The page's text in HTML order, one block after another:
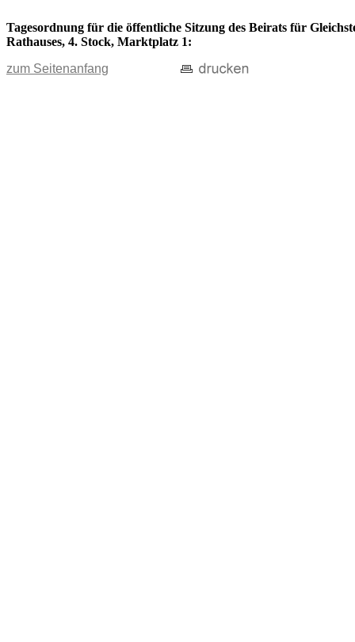
Tagesordnung für die öffentliche Sitzung des Beirats für
Rathauses, 4. Stock, Marktplatz 1:
zum Seitenanfang